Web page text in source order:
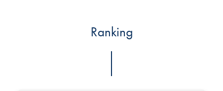
Ranking